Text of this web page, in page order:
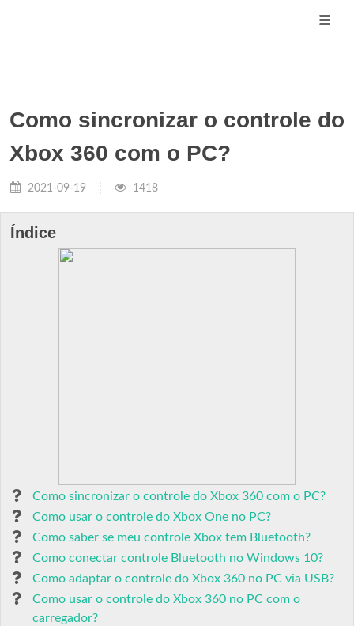
Como sincronizar o controle do
Xbox 360 com o PC?
2021-09-19 1418
Índice
Como sincronizar o controle do Xbox 360 com o PC?
Como usar o controle do Xbox One no PC?
Como saber se meu controle Xbox tem Bluetooth?
Como conectar controle Bluetooth no Windows 10?
Como adaptar o controle do Xbox 360 no PC via USB?
Como usar o controle do Xbox 360 no PC com o
carregador?